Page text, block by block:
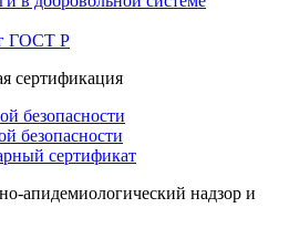
ГОСТ Р
сертификация
безопасности
безопасности
сертификат
апидемиологический надзор и